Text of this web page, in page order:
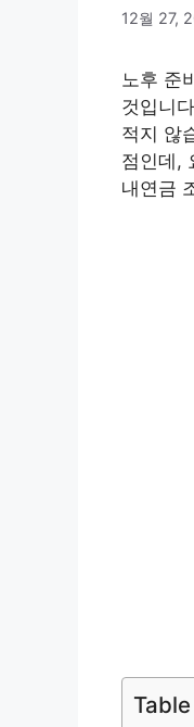
12월 27,
노후 준
것입니
적지 않
점인데,
내연금